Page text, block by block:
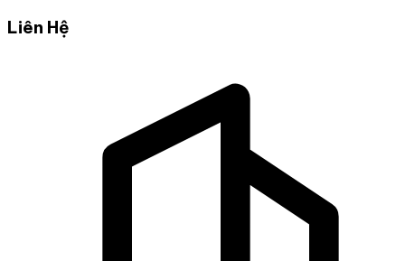
Liên Hệ